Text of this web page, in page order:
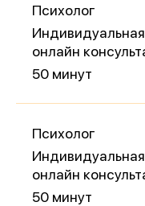
Психолог
онлайн
50 минут
Психолог
онлайн
50 минут